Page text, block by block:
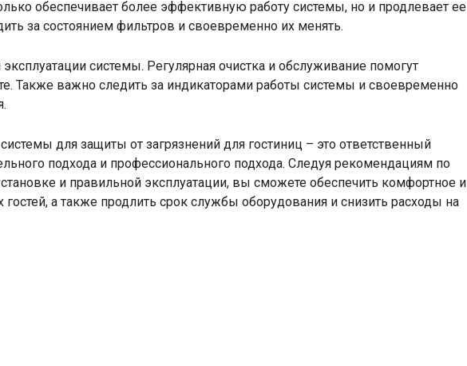
обеспечивает более эффективную работу системы, но и продлевает ее
за состоянием фильтров и своевременно их менять.
системы. Регулярная очистка и обслуживание помогут
Также важно следить за индикаторами работы системы и своевременно
для защиты от загрязнений для гостиниц – это ответственный
подхода и профессионального подхода. Следуя рекомендациям по
и правильной эксплуатации, вы сможете обеспечить комфортное и
а также продлить срок службы оборудования и снизить расходы на